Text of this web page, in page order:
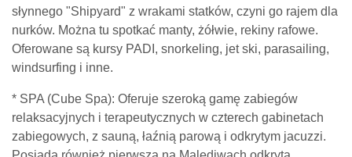
słynnego "Shipyard" z wrakami statków, czyni go rajem dla
nurków. Można tu spotkać manty, żółwie, rekiny rafowe.
Oferowane są kursy PADI, snorkeling, jet ski, parasailing,
windsurfing i inne.
* SPA (Cube Spa): Oferuje szeroką gamę zabiegów
relaksacyjnych i terapeutycznych w czterech gabinetach
zabiegowych, z sauną, łaźnią parową i odkrytym jacuzzi.